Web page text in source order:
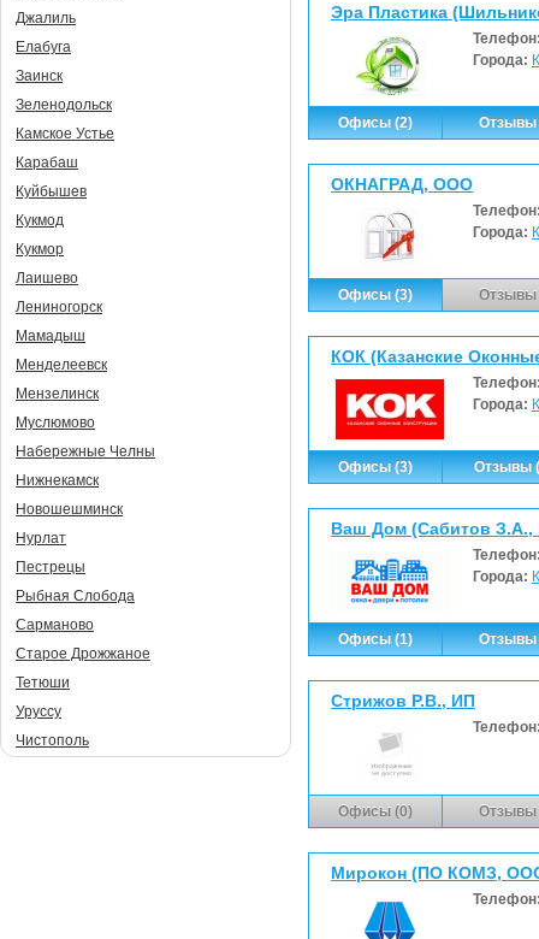
Эра Пластика
Города:
Офисы (2) Отзывы
ОКНАГРАД, ООО
Города:
Офисы (3) Отзывы
КОК (Казанские
Города:
Офисы (3) Отзывы
Ваш Дом (Сабитов З.А.,
Города:
Офисы (1) Отзывы
Стрижов Р.В., ИП
Офисы (0) Отзывы
Мирокон (ПО КОМЗ,
Джалиль
Елабуга
Заинск
Зеленодольск
Камское Устье
Карабаш
Куйбышев
Кукмод
Кукмор
Лаишево
Лениногорск
Мамадыш
Менделеевск
Мензелинск
Муслюмово
Набережные Челны
Нижнекамск
Новошешминск
Нурлат
Пестрецы
Рыбная Слобода
Сарманово
Старое Дрожжаное
Тетюши
Уруссу
Чистополь